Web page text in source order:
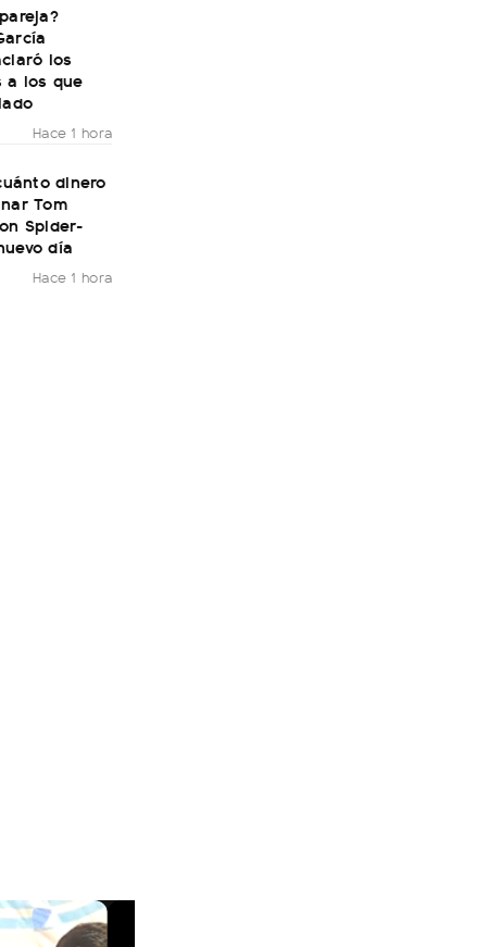
los
a los que
Hace 1 hora
dinero
Tom
Spider-
día
Hace 1 hora